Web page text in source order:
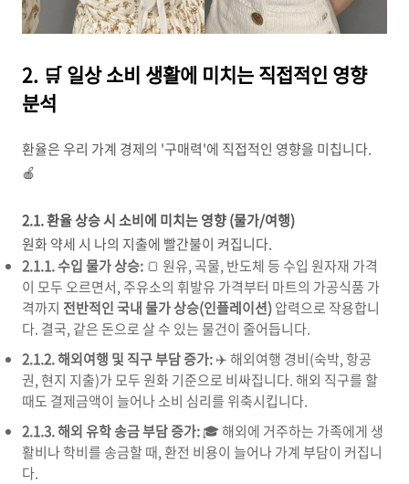
2. 🛒 일상 소비 생활에 미치는 직접적인 영향
분석
환율은 우리 가계 경제의 '구매력'에 직접적인 영향을 미칩니다.
🍎
2.1. 환율 상승 시 소비에 미치는 영향 (물가/여행)
원화 약세 시 나의 지출에 빨간불이 켜집니다.
2.1.1. 수입 물가 상승: 🍞 원유, 곡물, 반도체 등 수입 원자재 가격
이 모두 오르면서, 주유소의 휘발유 가격부터 마트의 가공식품 가
격까지 전반적인 국내 물가 상승(인플레이션)압력으로 작용합니
다. 결국, 같은 돈으로 살 수 있는 물건이 줄어듭니다.
2.1.2. 해외여행 및 직구 부담 증가:✈️ 해외여행 경비(숙박, 항공
권, 현지 지출)가 모두 원화 기준으로 비싸집니다. 해외 직구를 할
때도 결제금액이 늘어나 소비 심리를 위축시킵니다.
2.1.3. 해외 유학 송금 부담 증가:🎓 해외에 거주하는 가족에게 생
활비나 학비를 송금할 때, 환전 비용이 늘어나 가계 부담이 커집니
다.